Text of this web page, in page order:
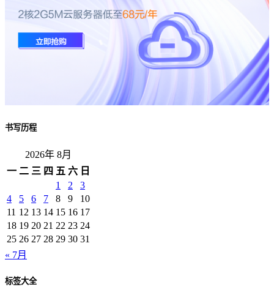
书写历程
2026年 8月
一 二 三 四 五 六 日
1
2
3
4
5 6 7 8 9
10
11 12 13 14 15 16 17
18 19 20 21 22 23 24
25 26 27 28 29 30 31
« 7月
标签大全